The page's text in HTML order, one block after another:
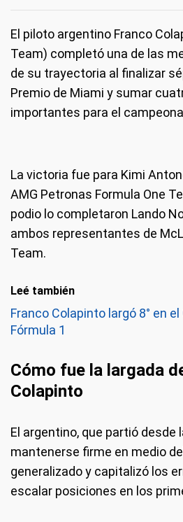
El piloto argentino Franco
Team) completó una de las
de su trayectoria al finalizar
Premio de Miami y sumar
importantes para el
La victoria fue para Kimi
AMG Petronas Formula One
podio lo completaron Lando
ambos representantes de
Team.
Leé también
Franco Colapinto largó 8° en
Fórmula 1
Cómo fue la largada
Colapinto
El argentino, que partió desde
mantenerse firme en medio
generalizado y capitalizó los
escalar posiciones en los